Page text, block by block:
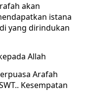
akan
istana
yang dirindukan
Allah
Arafah
Kesempatan